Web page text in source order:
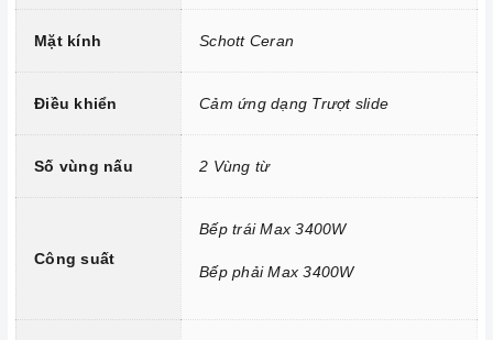
Đầu đốt EGO Made in Germany.
Công nghệ biến tần INVERTER tiết kiệm 40% điện năng.
Trang bị 9 dải công suất nấu.
Mặt kính Schott Ceran
Điều khiển Cảm ứng dạng Trượt slide
Số vùng nấu 2 Vùng từ
Công suất
Bếp trái Max 3400W
Bếp phải Max 3400W